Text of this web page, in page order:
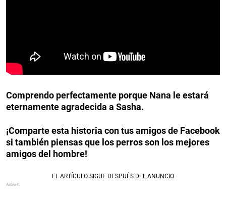
Comprendo perfectamente porque Nana le estará
eternamente agradecida a Sasha.
¡Comparte esta historia con tus amigos de Facebook
si también piensas que los perros son los mejores
amigos del hombre!